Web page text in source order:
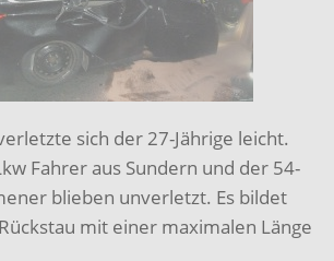
sich der 27-Jährige leicht.
Fahrer aus Sundern und der 54-
blieben unverletzt. Es bildet
mit einer maximalen Länge